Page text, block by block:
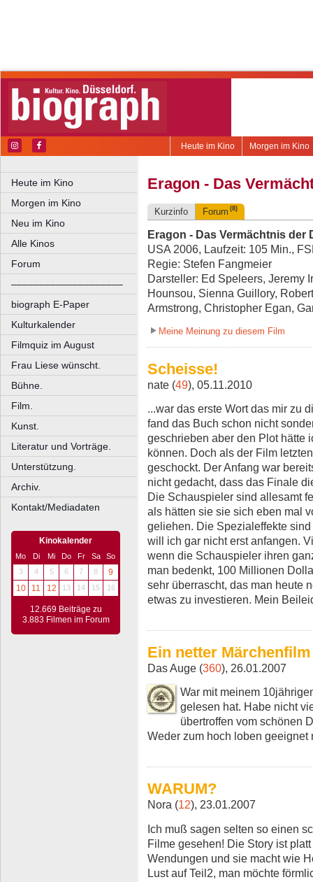
Morgen im Kino
Heute im Kino
Heute im Kino
Morgen im Kino
Neu im Kino
Alle Kinos
Forum
––––––––––––––––––––
biograph E-Paper
Kulturkalender
Filmquiz im August
Frau Liese wünscht.
Bühne.
Film.
Kunst.
Literatur und Vorträge.
Unterstützung.
Archiv.
Kontakt/Mediadaten
Kinokalender
Mo Di Mi Do Fr Sa
So
3
4 5 6 7 8
9
10
11 12 13 14 15 16
12.669 Beiträge zu
3.883 Filmen im Forum
Eragon - Das
Kurzinfo Forum (8)
Eragon - Das Vermächtnis der
USA 2006, Laufzeit: 105 Min.,
Regie: Stefen Fangmeier
Darsteller: Ed Speleers, Jeremy
Hounsou, Sienna Guillory,
Armstrong, Christopher Egan,
Meine Meinung zu diesem Film
Scheisse!
nate (49), 05.11.2010
...war das erste Wort das mir zu
fand das Buch schon nicht
geschrieben aber den Plot hätte
können. Doch als der Film
geschockt. Der Anfang war
nicht gedacht, dass das Finale
Die Schauspieler sind allesamt
als hätten sie sie sich eben mal
geliehen. Die Spezialeffekte
will ich gar nicht erst anfangen.
wenn die Schauspieler ihren
man bedenkt, 100 Millionen
sehr überrascht, das man heute
etwas zu investieren. Mein
Ein netter Märchenfilm
Das Auge (360), 26.01.2007
War mit meinem
gelesen hat. Habe nicht
übertroffen vom schönen
Weder zum hoch loben
WARUM?
Nora (12), 23.01.2007
Ich muß sagen selten so einen
Filme gesehen! Die Story ist
Wendungen und sie macht wie
Lust auf Teil2, man möchte